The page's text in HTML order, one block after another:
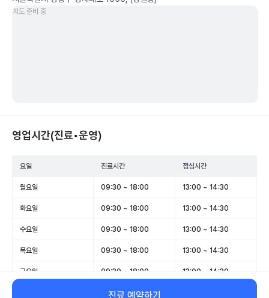
지도 준비 중
영업시간(진료•운영)
요일 진료시간 점심시간
월요일 09:30 ~ 18:00 13:00 ~ 14:30
화요일 09:30 ~ 18:00 13:00 ~ 14:30
수요일 09:30 ~ 18:00 13:00 ~ 14:30
목요일 09:30 ~ 18:00 13:00 ~ 14:30
금요일 09:30 ~ 18:00 13:00 ~ 14:30
09:30 ~ 13:00
진료 예약하기